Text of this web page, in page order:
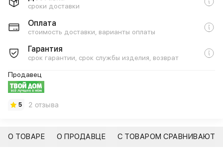
сроки доставки
Оплата
стоимость доставки, варианты оплаты
Гарантия
срок гарантии, срок службы изделия, возврат
Продавец
5 2 отзыва
О ТОВАРЕ О ПРОДАВЦЕ С ТОВАРОМ СРАВНИВАЮТ